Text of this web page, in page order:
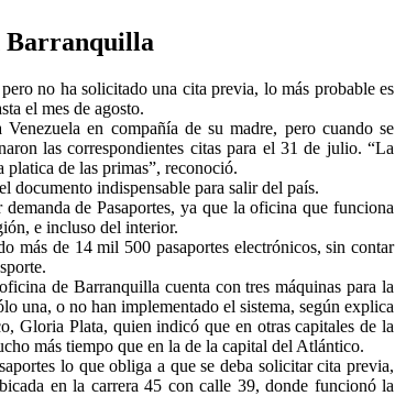
Barranquilla
no ha solicitado una cita previa, lo más probable es
el mes de agosto.
en compañía de su madre, pero cuando se
las correspondientes citas para el 31 de julio. “La
platica de las primas”, reconoció.
documento indispensable para salir del país.
de Pasaportes, ya que la oficina que funciona
e incluso del interior.
más de 14 mil 500 pasaportes electrónicos, sin contar
de Barranquilla cuenta con tres máquinas para la
una, o no han implementado el sistema, según explica
Gloria Plata, quien indicó que en otras capitales de la
más tiempo que en la de la capital del Atlántico.
lo que obliga a que se deba solicitar cita previa,
en la carrera 45 con calle 39, donde funcionó la